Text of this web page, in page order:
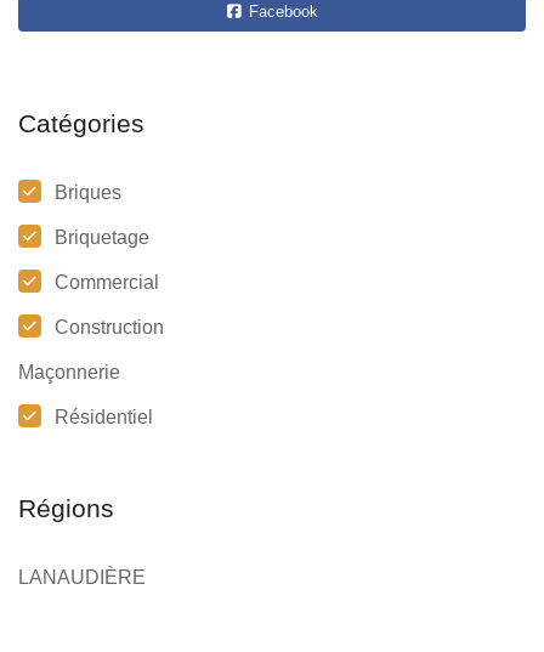
Facebook
Catégories
Briques
Briquetage
Commercial
Construction
Maçonnerie
Résidentiel
Régions
LANAUDIÈRE